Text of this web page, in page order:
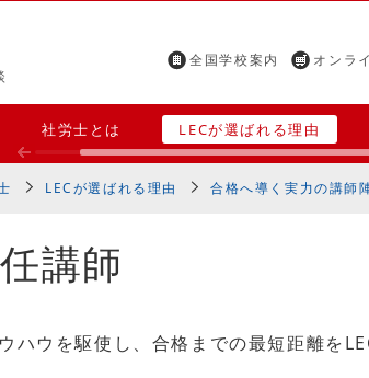
全国学校案内 オンラ
社労士とは LECが選ばれる理由
LECが選ばれる理由 合格へ導く実力の講師
講師
ハウを駆使し、合格までの最短距離を